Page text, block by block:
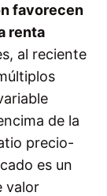
favorecen
renta
al reciente
de la
precio-
es un
valor